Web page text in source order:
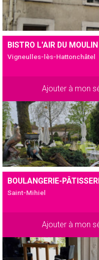
BISTRO L'AIR DU MOULIN
Vigneulles-lès-Hattonchâtel
Ajouter à mon
BOULANGERIE-
Saint-Mihiel
Ajouter à mon